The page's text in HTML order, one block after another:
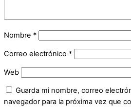
Nombre *
Correo electrónico *
Web
Guarda mi nombre, correo
navegador para la próxima vez que